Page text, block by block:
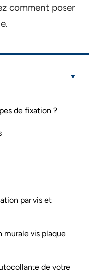
comment poser
de fixation ?
par vis et
vis plaque
de votre